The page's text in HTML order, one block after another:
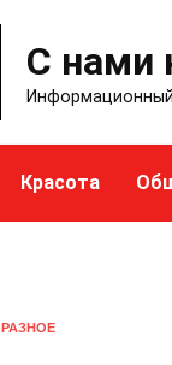
С нами
Красота
РАЗНОЕ